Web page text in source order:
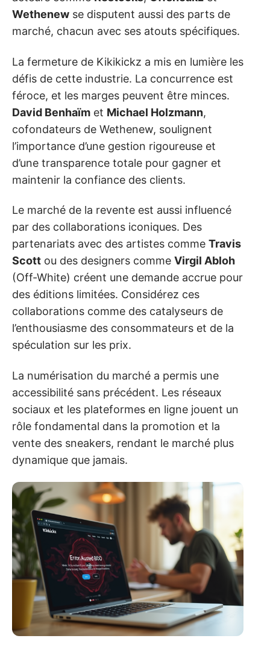
Wethenew se disputent aussi des parts de
marché, chacun avec ses atouts spécifiques.
La fermeture de Kikikickz a mis en lumière les
défis de cette industrie. La concurrence est
féroce, et les marges peuvent être minces.
David Benhaïm et Michael Holzmann,
cofondateurs de Wethenew, soulignent
l’importance d’une gestion rigoureuse et
d’une transparence totale pour gagner et
maintenir la confiance des clients.
Le marché de la revente est aussi influencé
par des collaborations iconiques. Des
partenariats avec des artistes comme Travis
Scott ou des designers comme Virgil Abloh
(Off-White) créent une demande accrue pour
des éditions limitées. Considérez ces
collaborations comme des catalyseurs de
l’enthousiasme des consommateurs et de la
spéculation sur les prix.
La numérisation du marché a permis une
accessibilité sans précédent. Les réseaux
sociaux et les plateformes en ligne jouent un
rôle fondamental dans la promotion et la
vente des sneakers, rendant le marché plus
dynamique que jamais.